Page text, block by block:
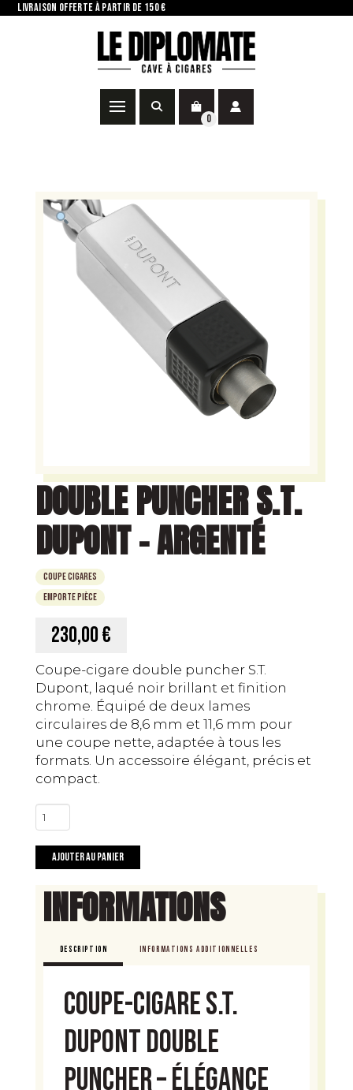
LIVRAISON OFFERTE À PARTIR DE 150 €
0
DOUBLE PUNCHER S.T.
DUPONT – ARGENTÉ
Coupe Cigares
Emporte Pièce
230,00 €
Coupe-cigare double puncher S.T.
Dupont, laqué noir brillant et finition
chrome. Équipé de deux lames
circulaires de 8,6 mm et 11,6 mm pour
une coupe nette, adaptée à tous les
formats. Un accessoire élégant, précis et
compact.
quantité
de
Double
puncher
Dupont
Ajouter au panier
INFORMATIONS
DESCRIPTION INFORMATIONS ADDITIONNELLES
Coupe-cigare S.T.
Dupont Double
Puncher – Élégance